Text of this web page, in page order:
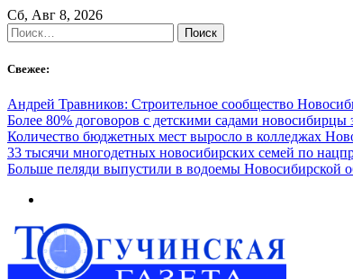
Skip
to
content
Сб, Авг 8, 2026
Найти:
Свежее:
Андрей Травников: Строительное сообщество
Более 80% договоров с детскими садами
Количество бюджетных мест выросло в колледжах
33 тысячи многодетных новосибирских семей по
Больше пеляди выпустили в водоемы Новосибирской